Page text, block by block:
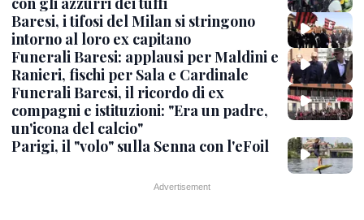
Baresi, i tifosi del Milan si stringono
intorno al loro ex capitano
Funerali Baresi: applausi per Maldini e
Ranieri, fischi per Sala e Cardinale
Funerali Baresi, il ricordo di ex
compagni e istituzioni: "Era un padre,
un'icona del calcio"
Parigi, il "volo" sulla Senna con l'eFoil